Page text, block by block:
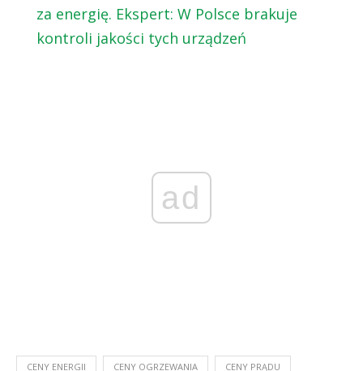
za energię. Ekspert: W Polsce brakuje
kontroli jakości tych urządzeń
ad
CENY ENERGII CENY OGRZEWANIA CENY PRĄDU